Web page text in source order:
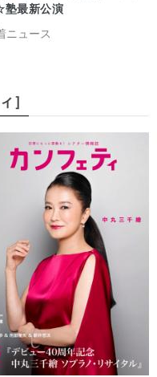
ニュース
塾最新公演
］